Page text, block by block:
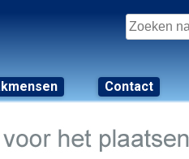
Zoeken
naar:
Contact